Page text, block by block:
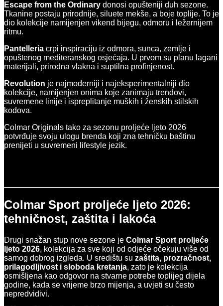
Escape from the Ordinary donosi opušteniji duh sezone.
Tkanine postaju prirodnije, siluete mekše, a boje toplije. To je
dio kolekcije namijenjen vikend bijegu, odmoru i ležernijem
ritmu.
Pantelleria crpi inspiraciju iz odmora, sunca, zemlje i
opuštenog mediteranskog osjećaja. U prvom su planu lagani
materijali, prirodna vlakna i suptilna profinjenost.
Revolution je najmoderniji i najeksperimentalniji dio
kolekcije, namijenjen onima koje zanimaju trendovi,
suvremene linije i ispreplitanje muških i ženskih stilskih
kodova.
Colmar Originals tako za sezonu proljeće ljeto 2026
potvrđuje svoju ulogu brenda koji zna tehničku baštinu
prenijeti u suvremeni lifestyle jezik.
Colmar Sport proljeće ljeto 2026:
tehničnost, zaštita i lakoća
Drugi snažan stup nove sezone je Colmar Sport proljeće
ljeto 2026, kolekcija za sve koji od odjeće očekuju više od
samog dobrog izgleda. U središtu su zaštita, prozračnost,
prilagodljivost i sloboda kretanja, zato je kolekcija
osmišljena kao odgovor na stvarne potrebe toplijeg dijela
godine, kada se vrijeme brzo mijenja, a uvjeti su često
nepredvidivi.